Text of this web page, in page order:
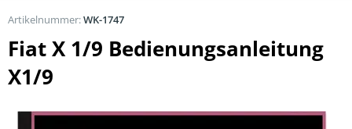
Fiat X 1/9 Bedienungsanleitung
X1/9
Artikelnummer:WK-1747